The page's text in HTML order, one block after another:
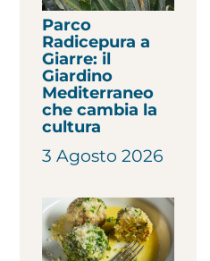
Parco
Radicepura a
Giarre: il
Giardino
Mediterraneo
che cambia la
cultura
3 Agosto 2026